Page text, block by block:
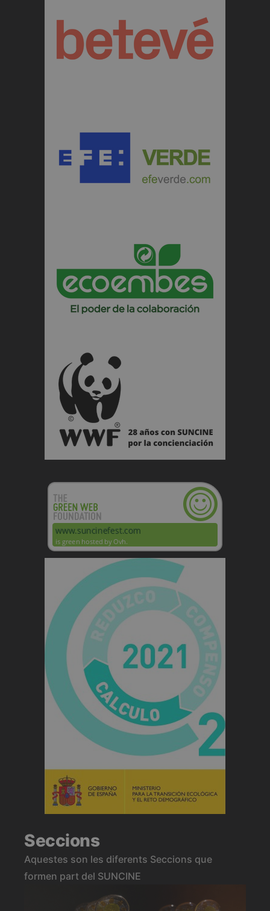
Seccions
Aquestes son les diferents Seccions que
formen part del SUNCINE